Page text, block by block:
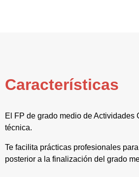
Características
El FP de grado medio de
técnica.
Te facilita prácticas profesionales
posterior a la finalización del grado